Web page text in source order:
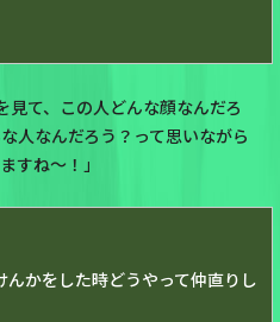
て、この人どんな顔なんだろ
人なんだろう？って思いながら
すね〜！」
かをした時どうやって仲直りし